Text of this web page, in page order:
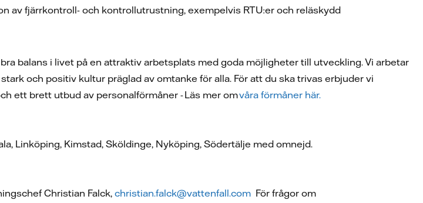
av fjärrkontroll- och kontrollutrustning, exempelvis RTU:er och reläskydd
balans i livet på en attraktiv arbetsplats med goda möjligheter till utveckling. Vi arbetar
och positiv kultur präglad av omtanke för alla. För att du ska trivas erbjuder vi
ett brett utbud av personalförmåner - Läs mer omvåra förmåner här.
Linköping, Kimstad, Sköldinge, Nyköping, Södertälje med omnejd.
Christian Falck, christian.falck@vattenfall.comFör frågor om